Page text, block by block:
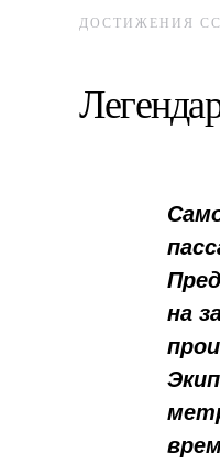
ДОСТИЖЕНИЯ
на